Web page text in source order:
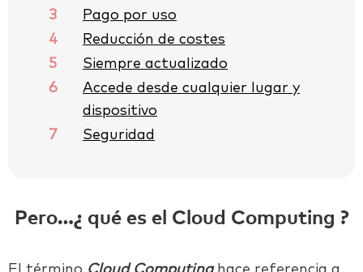
3
Pago por uso
4
Reducción de costes
5
Siempre actualizado
6
Accede desde cualquier lugar y
dispositivo
7
Seguridad
Pero…¿ qué es el Cloud Computing ?